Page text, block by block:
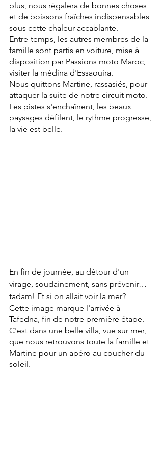
plus, nous régalera de bonnes choses
et de boissons fraîches indispensables
sous cette chaleur accablante.
Entre-temps, les autres membres de la
famille sont partis en voiture, mise à
disposition par Passions moto Maroc,
visiter la médina d'Essaouira.
Nous quittons Martine, rassasiés, pour
attaquer la suite de notre circuit moto.
Les pistes s'enchaînent, les beaux
paysages défilent, le rythme progresse,
la vie est belle.
En fin de journée, au détour d'un
virage, soudainement, sans prévenir…
tadam! Et si on allait voir la mer?
Cette image marque l'arrivée à
Tafedna, fin de notre première étape.
C'est dans une belle villa, vue sur mer,
que nous retrouvons toute la famille et
Martine pour un apéro au coucher du
soleil.